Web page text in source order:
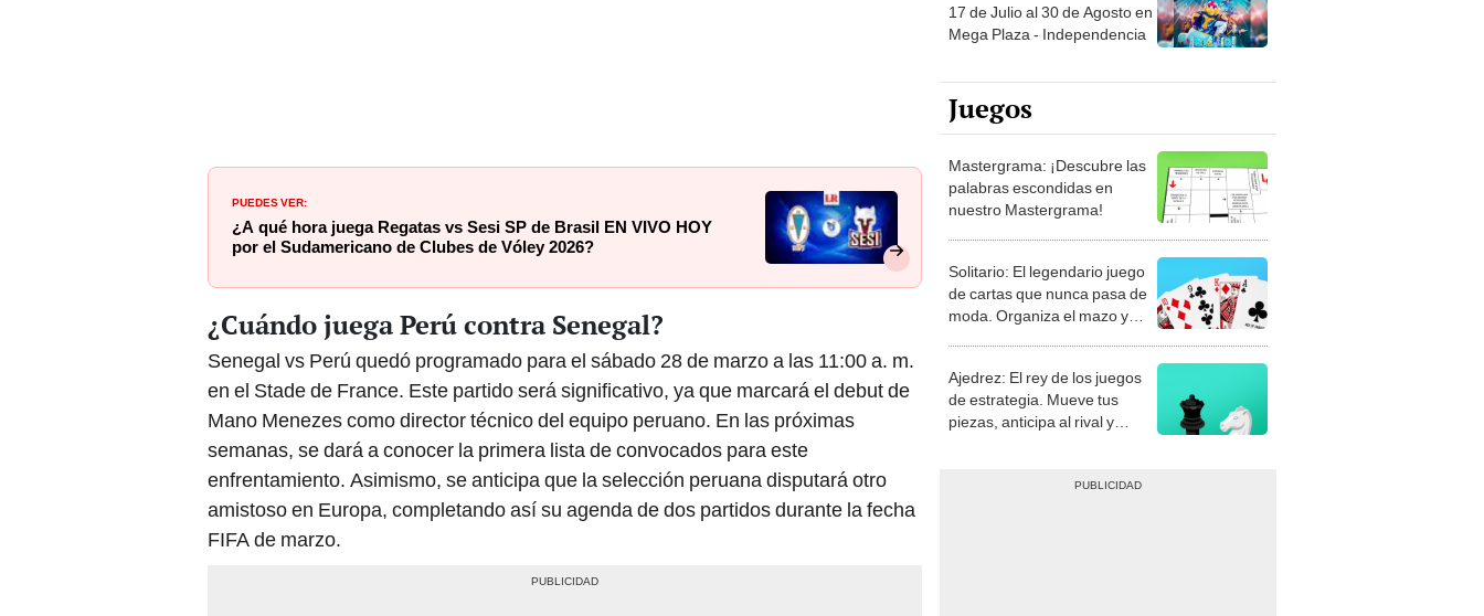
PUEDES VER:
¿A qué hora juega Regatas vs Sesi SP de Brasil EN VIVO HOY
por el Sudamericano de Clubes de Vóley 2026?
¿Cuándo juega Perú contra Senegal?
Senegal vs Perú quedó programado para el sábado 28 de marzo a las 11:00 a. m.
en el Stade de France. Este partido será significativo, ya que marcará el debut de
Mano Menezes como director técnico del equipo peruano. En las próximas
semanas, se dará a conocer la primera lista de convocados para este
enfrentamiento. Asimismo, se anticipa que la selección peruana disputará otro
amistoso en Europa, completando así su agenda de dos partidos durante la fecha
FIFA de marzo.
17 de Julio al 30 de Agosto en
Mega Plaza - Independencia
Juegos
Mastergrama: ¡Descubre las
palabras escondidas en
nuestro Mastergrama!
Solitario: El legendario juego
de cartas que nunca pasa de
moda. Organiza el mazo y
Ajedrez: El rey de los juegos
de estrategia. Mueve tus
piezas, anticipa al rival y